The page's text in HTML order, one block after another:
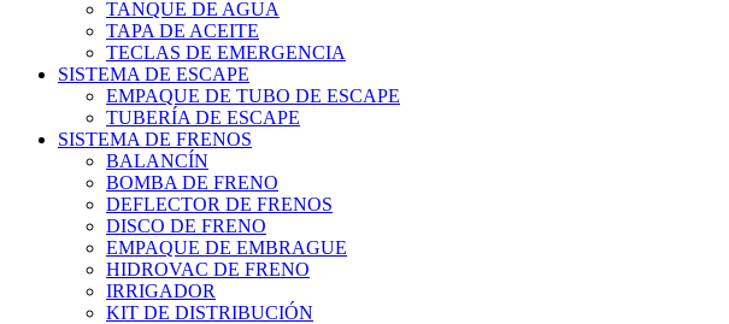
TANQUE DE AGUA
TAPA DE ACEITE
TECLAS DE EMERGENCIA
SISTEMA DE ESCAPE
EMPAQUE DE TUBO DE ESCAPE
TUBERÍA DE ESCAPE
SISTEMA DE FRENOS
BALANCÍN
BOMBA DE FRENO
DEFLECTOR DE FRENOS
DISCO DE FRENO
EMPAQUE DE EMBRAGUE
HIDROVAC DE FRENO
IRRIGADOR
KIT DE DISTRIBUCIÓN